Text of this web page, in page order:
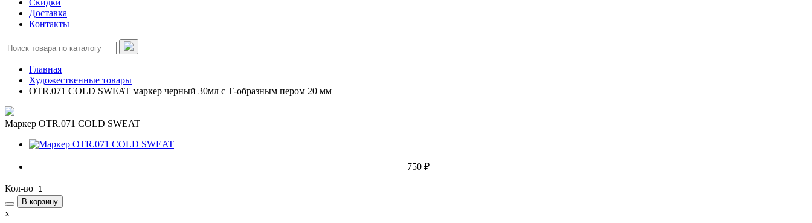
Скидки
Доставка
Контакты
Главная
Художественные товары
OTR.071 COLD SWEAT маркер черный 30мл c Т-образным пером 20 мм
Маркер OTR.071 COLD SWEAT
750 ₽
Кол-во
В корзину
x